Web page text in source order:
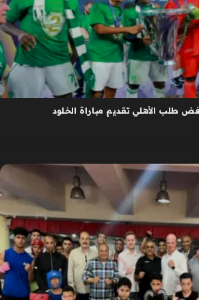
طلب الأهلي تقديم مباراة الخلود